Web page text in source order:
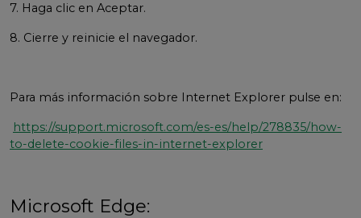
7. Haga clic en Aceptar.
8. Cierre y reinicie el navegador.
Para más información sobre Internet Explorer pulse en:
https://support.microsoft.com/es-es/help/278835/how-
to-delete-cookie-files-in-internet-explorer
Microsoft Edge: